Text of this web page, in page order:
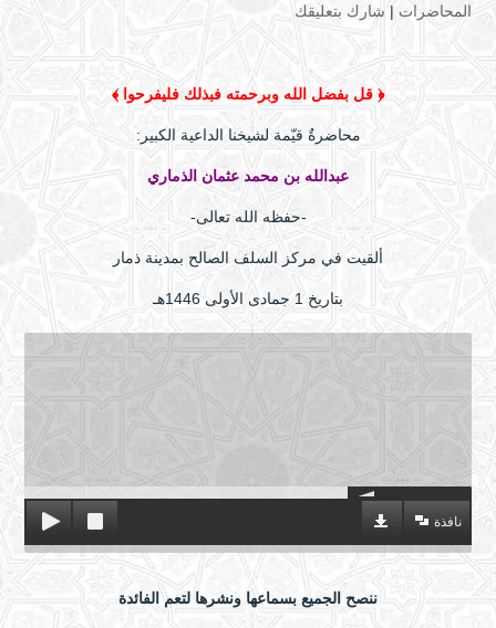
المحاضرات | شارك بتعليقك
﴿ قل بفضل الله وبرحمته فبذلك فليفرحوا ﴾
محاضرةٌ قيّمة لشيخنا الداعية الكبير:
عبدالله بن محمد عثمان الذماري
-حفظه الله تعالى-
ألقيت في مركز السلف الصالح بمدينة ذمار
بتاريخ 1 جمادى الأولى 1446هـ
نافذة
ننصح الجميع بسماعها ونشرها لتعم الفائدة